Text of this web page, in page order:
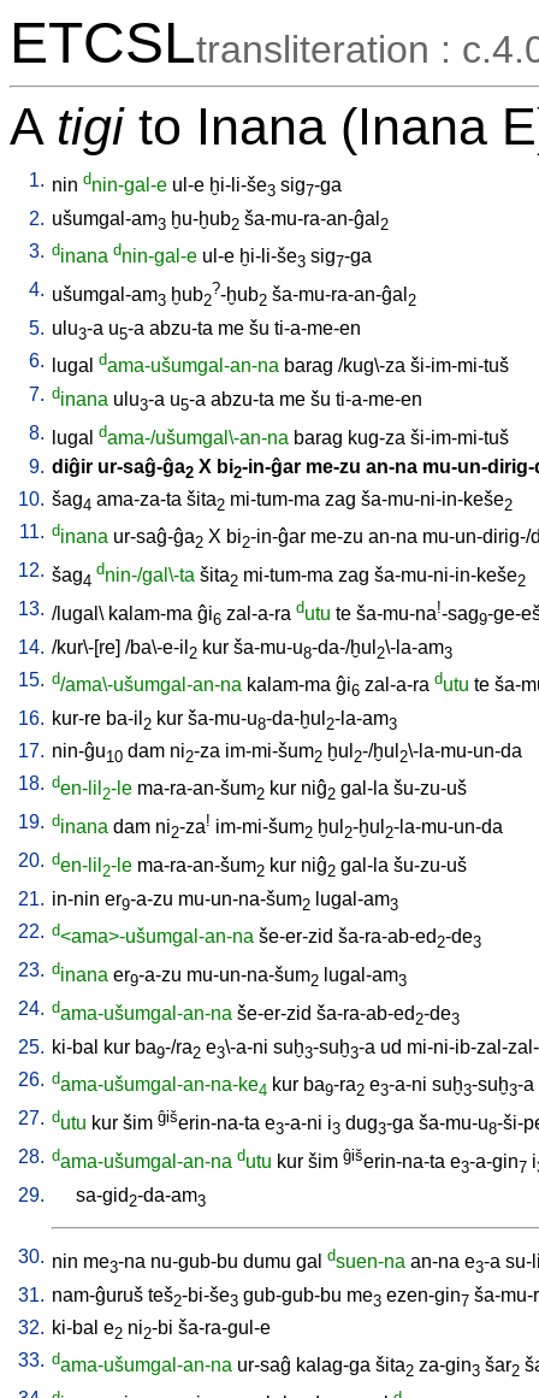
ETCSLtransliteration :
A tigito Inana (Inana
1. nin dnin-gal-e ul-e ḫi-li-še3 sig7-ga
2. ušumgal-am3 ḫu-ḫub2 ša-mu-ra-an-ĝal 2
3. dinana dnin-gal-e ul-e ḫi-li-še3 sig7-ga
4. ušumgal-am3 ḫub2
?-ḫub2 ša-mu-ra-an-ĝal 2
5. ulu3-a u5-a abzu-ta me šu ti-a-me-en
6.
lugal dama-ušumgal-an-na barag /kug\-za ši-im-mi-tuš
7. dinana ulu3-a u5-a abzu-ta me šu ti-a-me-en
8.
lugal dama-/ušumgal\-an-na barag kug-za ši-im-mi-tuš
9. diĝir ur-saĝ-ĝa2 X bi2-in-ĝar me-zu an-na mu-un-dirig-
10. šag4 ama-za-ta šita2 mi-tum-ma zag ša-mu-ni-in-keše2
11. dinana ur-saĝ-ĝa2 X bi2-in-ĝar me-zu an-na mu-un-dirig-/
12. šag4
dnin-/gal\-ta šita2 mi-tum-ma zag ša-mu-ni-in-keše2
13. /lugal \ kalam-ma ĝi6 zal-a-ra dutu te ša-mu-na!-sag9-ge-
14. /kur\-[re] /ba\-e-il 2 kur ša-mu-u8-da-/ḫul 2\-la-am3
15. d/ama\-ušumgal-an-na kalam-ma ĝi6 zal-a-ra dutu te ša-
16. kur-re ba-il 2 kur ša-mu-u8-da-ḫul 2-la-am3
17. nin-ĝu10 dam ni2-za im-mi-šum2 ḫul 2-/ḫul 2\-la-mu-un-da
18. den-lil 2-le ma-ra-an-šum2 kur niĝ2 gal-la šu-zu-uš
19. dinana dam ni2-za! im-mi-šum2 ḫul 2-ḫul 2-la-mu-un-da
20. den-lil 2-le ma-ra-an-šum2 kur niĝ2 gal-la šu-zu-uš
21. in-nin er9-a-zu mu-un-na-šum2 lugal-am3
22. d<ama>-ušumgal-an-na še-er-zid ša-ra-ab-ed2-de3
23. dinana er9-a-zu mu-un-na-šum2 lugal-am3
24. dama-ušumgal-an-na še-er-zid ša-ra-ab-ed2-de3
25. ki-bal kur ba9-/ra2 e3\-a-ni suḫ3-suḫ3-a ud mi-ni-ib-zal-
26. dama-ušumgal-an-na-ke4 kur ba9-ra2 e3-a-ni suḫ3-suḫ3-a
27. dutu kur šim ĝišerin-na-ta e3-a-ni i3 dug3-ga ša-mu-u8-ši-
28. dama-ušumgal-an-na dutu kur šim ĝišerin-na-ta e3-a-gin7 i
29. sa-gid 2-da-am3
30. nin me3-na nu-gub-bu dumu gal dsuen-na an-na e3-a su-
31. nam-ĝuruš teš2-bi-še3 gub-gub-bu me3 ezen-gin7 ša-mu-
32. ki-bal e2 ni2-bi ša-ra-gul-e
33. dama-ušumgal-an-na ur-saĝ kalag-ga šita2 za-gin3 šar2